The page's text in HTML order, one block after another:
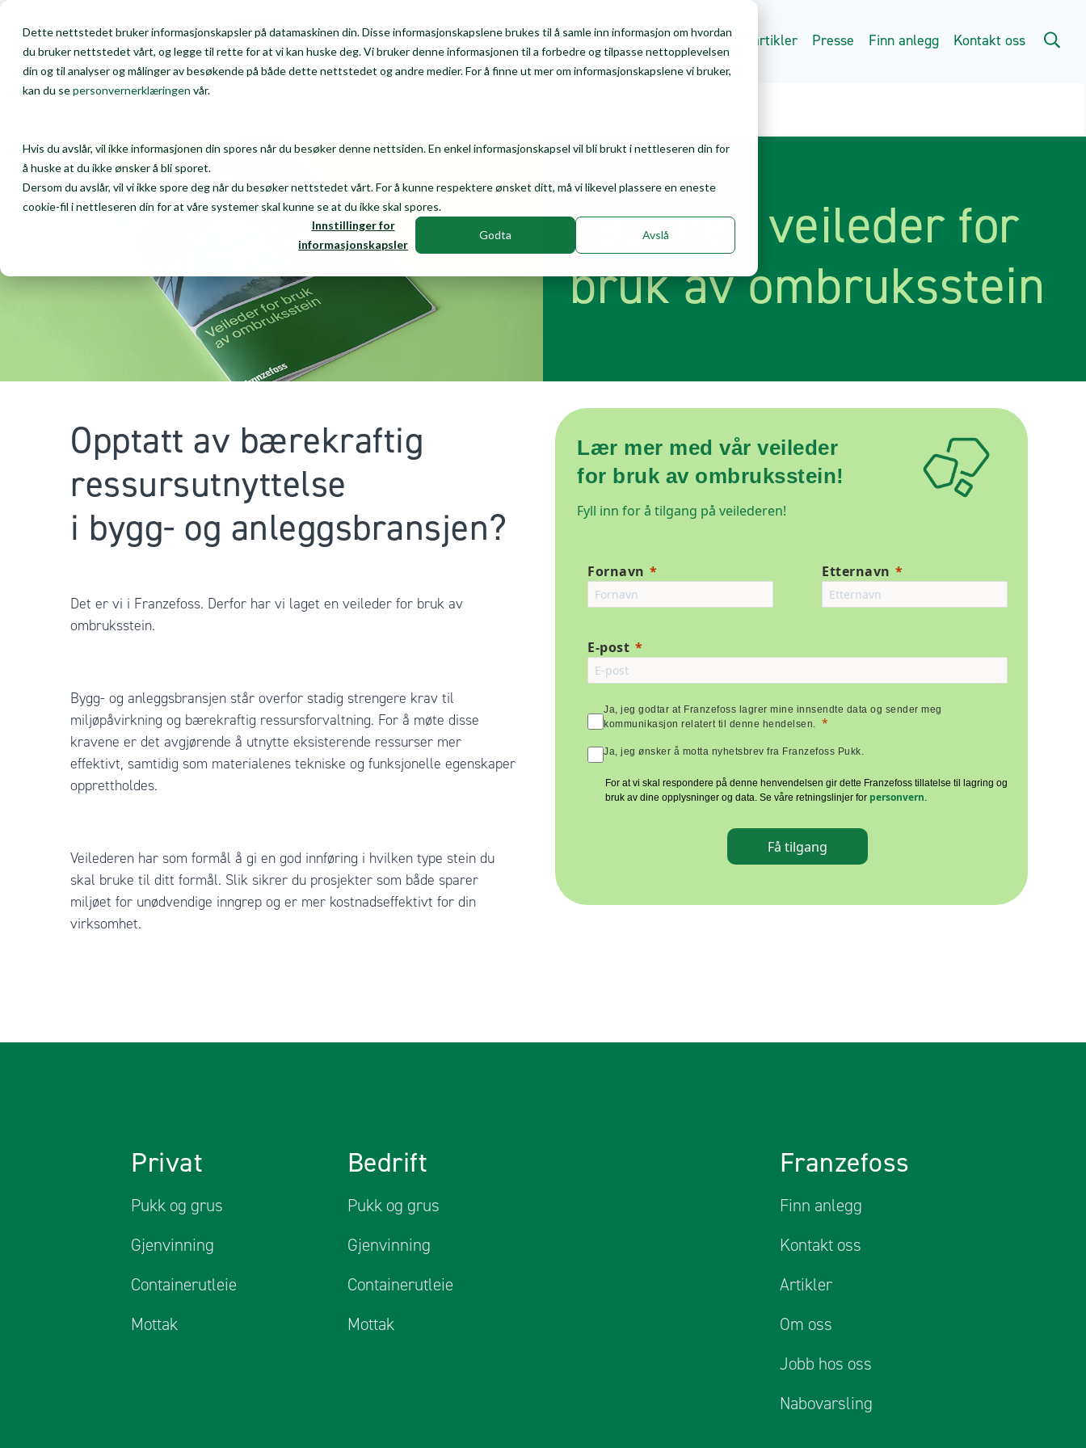
Dette nettstedet bruker informasjonskapsler på datamaskinen din. Disse informasjonskapslene brukes til å samle inn informasjon om hvordan
du bruker nettstedet vårt, og legge til rette for at vi kan huske deg. Vi bruker denne informasjonen til a forbedre og tilpasse nettopplevelsen
din og til analyser og målinger av besøkende på både dette nettstedet og andre medier. For å finne ut mer om informasjonskapslene vi bruker,
kan du sepersonvernerklæringen vår.
Hvis du avslår, vil ikke informasjonen din spores når du besøker denne nettsiden. En enkel informasjonskapsel vil bli brukt i nettleseren din for
å huske at du ikke ønsker å bli sporet.
Dersom du avslår, vil vi ikke spore deg når du besøker nettstedet vårt. For å kunne respektere ønsket ditt, må vi likevel plassere en eneste
cookie-fil i nettleseren din for at våre systemer skal kunne se at du ikke skal spores.
Innstillinger for
informasjonskapsler
Godta Avslå
Privat Bedrift Kundeportal Fagartikler Presse Finn anlegg Kontakt oss
Last ned veileder for
bruk av ombruksstein
Opptatt av bærekraftig
ressursutnyttelse
i bygg- og anleggsbransjen?
Det er vi i Franzefoss. Derfor har vi laget en veileder for bruk av
ombruksstein.
Bygg- og anleggsbransjen står overfor stadig strengere krav til
miljøpåvirkning og bærekraftig ressursforvaltning. For å møte disse
kravene er det avgjørende å utnytte eksisterende ressurser mer
effektivt, samtidig som materialenes tekniske og funksjonelle egenskaper
opprettholdes.
Veilederen har som formål å gi en god innføring i hvilken type stein du
skal bruke til ditt formål. Slik sikrer du prosjekter som både sparer
miljøet for unødvendige inngrep og er mer kostnadseffektivt for din
virksomhet.
Lær mer med vår veileder
for bruk av ombruksstein!
Fyll inn for å tilgang på veilederen!
Fornavn Etternavn
E-post
Ja, jeg godtar at Franzefoss lagrer mine innsendte data og sender meg
kommunikasjon relatert til denne hendelsen.
Ja, jeg ønsker å motta nyhetsbrev fra Franzefoss Pukk.
For at vi skal respondere på denne henvendelsen gir dette Franzefoss tillatelse til lagring og
bruk av dine opplysninger og data. Se våre retningslinjer for personvern.
Få tilgang
Privat
Pukk og grus
Gjenvinning
Containerutleie
Mottak
Bedrift
Pukk og grus
Gjenvinning
Containerutleie
Mottak
Franzefoss
Finn anlegg
Kontakt oss
Artikler
Om oss
Jobb hos oss
Nabovarsling